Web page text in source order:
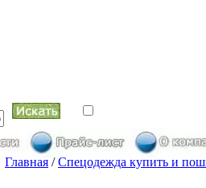
Главная /Спецодежда купить и